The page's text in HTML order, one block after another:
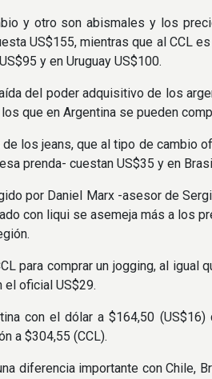
y otro son abismales y los
US$155, mientras que al CCL
y en Uruguay US$100.
del poder adquisitivo de los
que en Argentina se pueden
los jeans, que al tipo de cambio
prenda- cuestan US$35 y en
por Daniel Marx -asesor de
con liqui se asemeja más a los
para comprar un jogging, al igual
el oficial US$29.
con el dólar a $164,50
a $304,55 (CCL).
diferencia importante con Chile,